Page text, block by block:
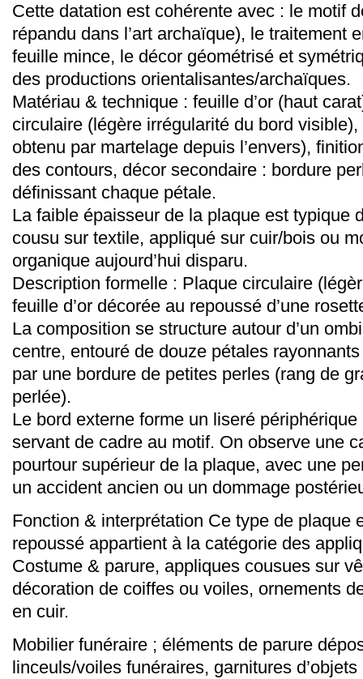
Cette datation est cohérente avec : le motif
répandu dans l’art archaïque), le traitement
feuille mince, le décor géométrisé et
des productions orientalisantes/archaïques.
Matériau & technique : feuille d’or (haut
circulaire (légère irrégularité du bord
obtenu par martelage depuis l’envers),
des contours, décor secondaire : bordure
définissant chaque pétale.
La faible épaisseur de la plaque est typique
cousu sur textile, appliqué sur cuir/bois ou
organique aujourd’hui disparu.
Description formelle : Plaque circulaire
feuille d’or décorée au repoussé d’une
La composition se structure autour d’un
centre, entouré de douze pétales
par une bordure de petites perles (rang de
perlée).
Le bord externe forme un liseré
servant de cadre au motif. On observe une
pourtour supérieur de la plaque, avec une
un accident ancien ou un dommage
Fonction & interprétation Ce type de plaque
repoussé appartient à la catégorie des
Costume & parure, appliques cousues sur
décoration de coiffes ou voiles, ornements
en cuir.
Mobilier funéraire ; éléments de parure
linceuls/voiles funéraires, garnitures